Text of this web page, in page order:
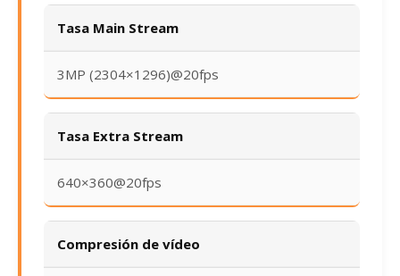
Tasa Main Stream
3MP (2304×1296)@20fps
Tasa Extra Stream
640×360@20fps
Compresión de vídeo